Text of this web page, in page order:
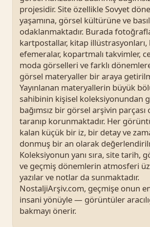
projesidir. Site özellikle Sovyet
yaşamına, görsel kültürüne ve
odaklanmaktadır. Burada
kartpostallar, kitap illüstrasyonları,
efemeralar, kopartmalı takvimler,
moda görselleri ve farklı
görsel materyaller bir araya
Yayınlanan materyallerin büyük
sahibinin kişisel koleksiyonundan
bağımsız bir görsel arşivin
taranıp korunmaktadır. Her
kalan küçük bir iz, bir detay ve
donmuş bir an olarak
Koleksiyonun yanı sıra, site tarih,
ve geçmiş dönemlerin atmosferi
yazılar ve notlar da sunmaktadır.
NostaljiArşiv.com, geçmişe onun
insani yönüyle — görüntüler
bakmayı önerir.